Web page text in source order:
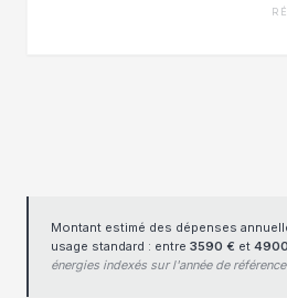
Montant estimé des dépenses
usage standard : entre 3590 € et
énergies indexés sur l'année de